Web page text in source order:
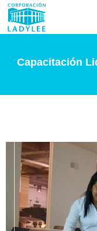
Capacitación